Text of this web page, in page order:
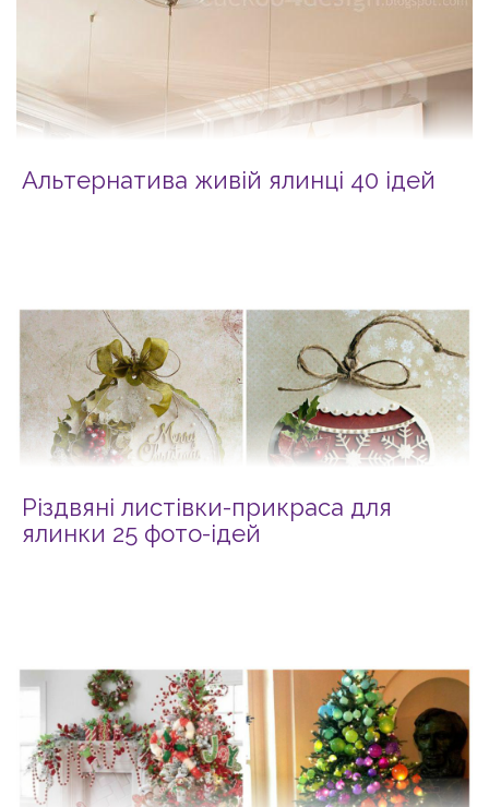
Альтернатива живій ялинці 40 ідей
Різдвяні листівки-прикраса для
ялинки 25 фото-ідей